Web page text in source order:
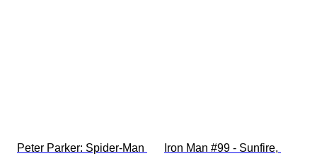
Peter Parker: Spider-Man Iron Man #99 - Sunfire,